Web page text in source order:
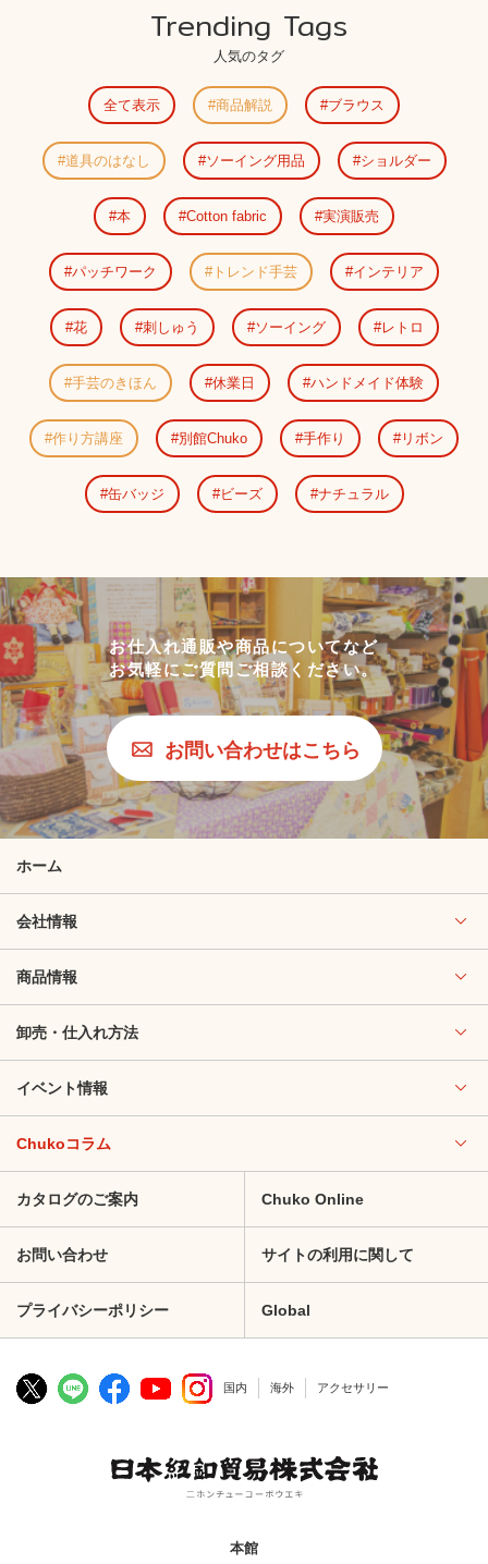
Trending Tags
人気のタグ
全て表示 商品解説 ブラウス
道具のはなし ソーイング用品 ショルダー
本 Cotton fabric 実演販売
パッチワーク トレンド手芸 インテリア
花 刺しゅう ソーイング レトロ
手芸のきほん 休業日 ハンドメイド体験
作り方講座 別館Chuko 手作り リボン
缶バッジ ビーズ ナチュラル
お仕入れ通販や商品についてなど
お気軽にご質問ご相談ください。
お問い合わせはこちら
ホーム
会社情報
商品情報
卸売・仕入れ方法
イベント情報
Chukoコラム
カタログのご案内 Chuko Online
お問い合わせ サイトの利用に関して
プライバシーポリシー Global
国内 海外 アクセサリー
本館